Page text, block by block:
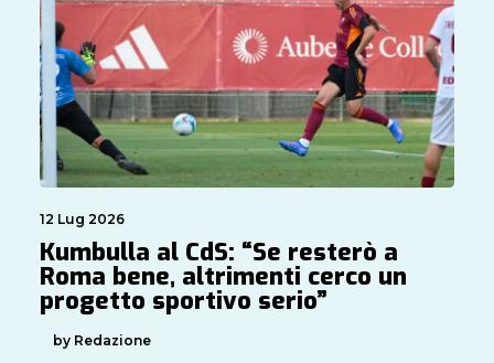
12 Lug 2026
Kumbulla al CdS: “Se resterò a
Roma bene, altrimenti cerco un
progetto sportivo serio”
by Redazione